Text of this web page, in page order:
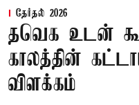
தேர்தல் 2026
தவெக உடன்
காலத்தின்
விளக்கம்